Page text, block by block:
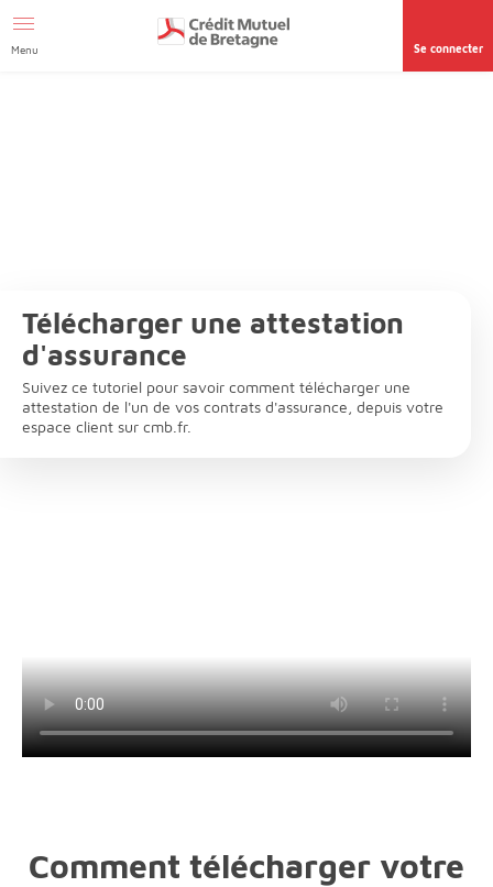
page accessibilité
Menu Se connecter
Télécharger une attestation
d'assurance
Suivez ce tutoriel pour savoir comment télécharger une
attestation de l'un de vos contrats d'assurance, depuis votre
espace client sur cmb.fr.
Comment télécharger votre